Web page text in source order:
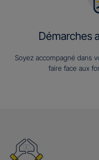
Démarches
Soyez accompagné dans
faire face aux